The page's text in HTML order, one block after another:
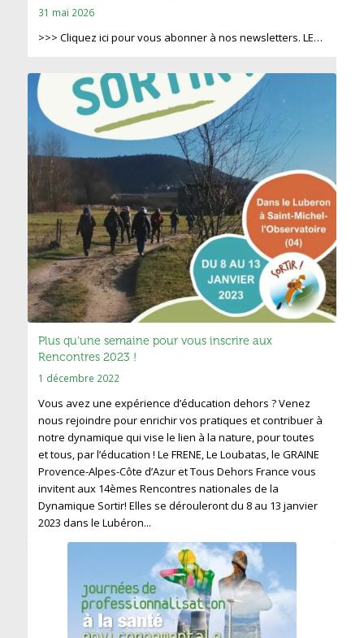
31 mai 2026
>>> Cliquez ici pour vous abonner à nos newsletters. LE…
Plus qu’une semaine pour vous inscrire aux
Rencontres 2023 !
1 décembre 2022
Vous avez une expérience d’éducation dehors ? Venez
nous rejoindre pour enrichir vos pratiques et contribuer à
notre dynamique qui vise le lien à la nature, pour toutes
et tous, par l’éducation ! Le FRENE, Le Loubatas, le GRAINE
Provence-Alpes-Côte d’Azur et Tous Dehors France vous
invitent aux 14èmes Rencontres nationales de la
Dynamique Sortir! Elles se dérouleront du 8 au 13 janvier
2023 dans le Lubéron...